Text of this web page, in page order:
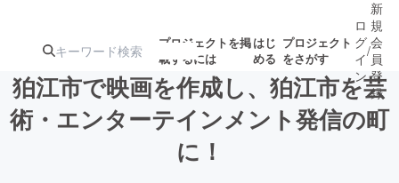
プロジェクトを掲
載するには
はじ
める
プロジェクト
をさがす
注目の新着プロ
ロ
グ
イ
ン
/
新
規
会
員
登
録
狛江市で映画を作成し、狛江市を芸
術・エンターテインメント発信の町
に！